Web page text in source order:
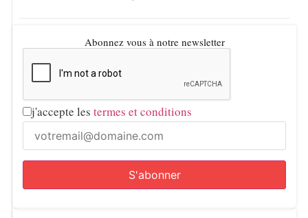
Abonnez vous à notre newsletter
j'accepte les termes et conditions